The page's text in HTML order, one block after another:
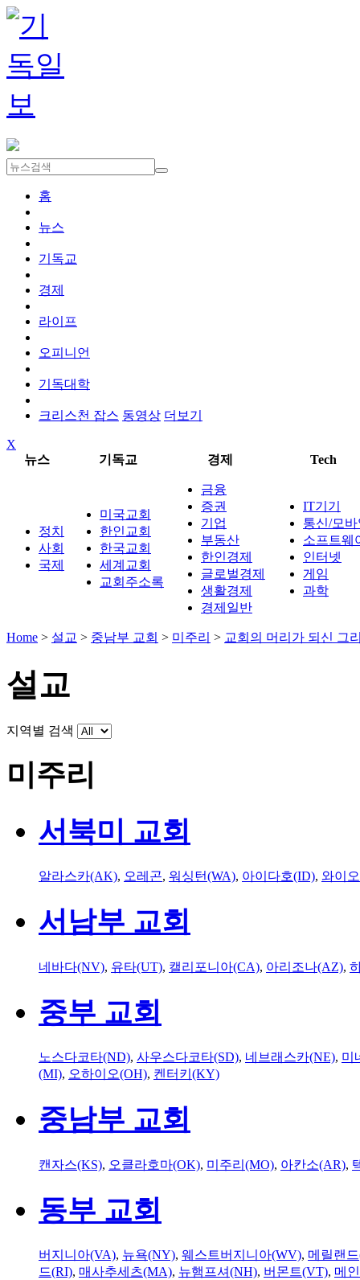
홈
뉴스
기독교
경제
라이프
오피니언
기독대학
크리스천 잡스 동영상 더보기
X
뉴스
기독교 경제 Tech
정치
사회
국제
미국교회
한인교회
한국교회
세계교회
교회주소록
금융
증권
기업
부동산
한인경제
글로벌경제
생활경제
경제일반
IT기기
통신/모
소프트웨
인터넷
게임
과학
Home > 설교 > 중남부 교회 > 미주리 > 교회의 머리가 되신 그
설교
지역별 검색
미주리
서북미 교회
알라스카(AK), 오레곤, 워싱턴(WA), 아이다호(ID), 와이
서남부 교회
네바다(NV), 유타(UT), 캘리포니아(CA), 아리조나(AZ),
중부 교회
노스다코타(ND), 사우스다코타(SD), 네브래스카(NE), 미
(MI), 오하이오(OH), 켄터키(KY)
중남부 교회
캔자스(KS), 오클라호마(OK), 미주리(MO), 아칸소(AR),
동부 교회
버지니아(VA), 뉴욕(NY), 웨스트버지니아(WV), 메릴랜
드(RI), 매사추세츠(MA), 뉴햄프셔(NH), 버몬트(VT), 메